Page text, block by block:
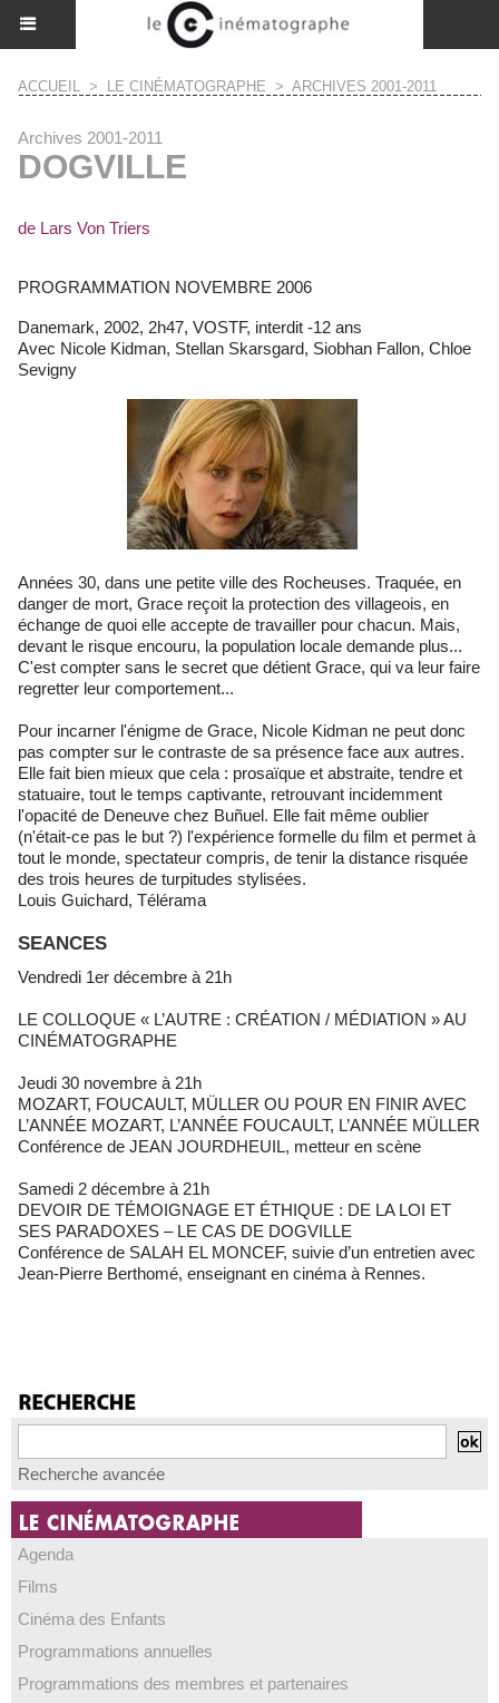
ACCUEIL > LE CINÉMATOGRAPHE > ARCHIVES 2001-2011
Archives 2001-2011
DOGVILLE
de Lars Von Triers
PROGRAMMATION NOVEMBRE 2006
Danemark, 2002, 2h47, VOSTF, interdit -12 ans
Avec Nicole Kidman, Stellan Skarsgard, Siobhan Fallon, Chloe
Sevigny
Années 30, dans une petite ville des Rocheuses. Traquée, en
danger de mort, Grace reçoit la protection des villageois, en
échange de quoi elle accepte de travailler pour chacun. Mais,
devant le risque encouru, la population locale demande plus...
C'est compter sans le secret que détient Grace, qui va leur faire
regretter leur comportement...
Pour incarner l'énigme de Grace, Nicole Kidman ne peut donc
pas compter sur le contraste de sa présence face aux autres.
Elle fait bien mieux que cela : prosaïque et abstraite, tendre et
statuaire, tout le temps captivante, retrouvant incidemment
l'opacité de Deneuve chez Buñuel. Elle fait même oublier
(n'était-ce pas le but ?) l'expérience formelle du film et permet à
tout le monde, spectateur compris, de tenir la distance risquée
des trois heures de turpitudes stylisées.
Louis Guichard, Télérama
SEANCES
Vendredi 1er décembre à 21h
LE COLLOQUE « L’AUTRE : CRÉATION / MÉDIATION » AU
CINÉMATOGRAPHE
Jeudi 30 novembre à 21h
MOZART, FOUCAULT, MÜLLER OU POUR EN FINIR AVEC
L’ANNÉE MOZART, L’ANNÉE FOUCAULT, L’ANNÉE MÜLLER
Conférence de JEAN JOURDHEUIL, metteur en scène
Samedi 2 décembre à 21h
DEVOIR DE TÉMOIGNAGE ET ÉTHIQUE : DE LA LOI ET
SES PARADOXES – LE CAS DE DOGVILLE
Conférence de SALAH EL MONCEF, suivie d’un entretien avec
Jean-Pierre Berthomé, enseignant en cinéma à Rennes.
Recherche avancée
Agenda
Films
Cinéma des Enfants
Programmations annuelles
Programmations des membres et partenaires